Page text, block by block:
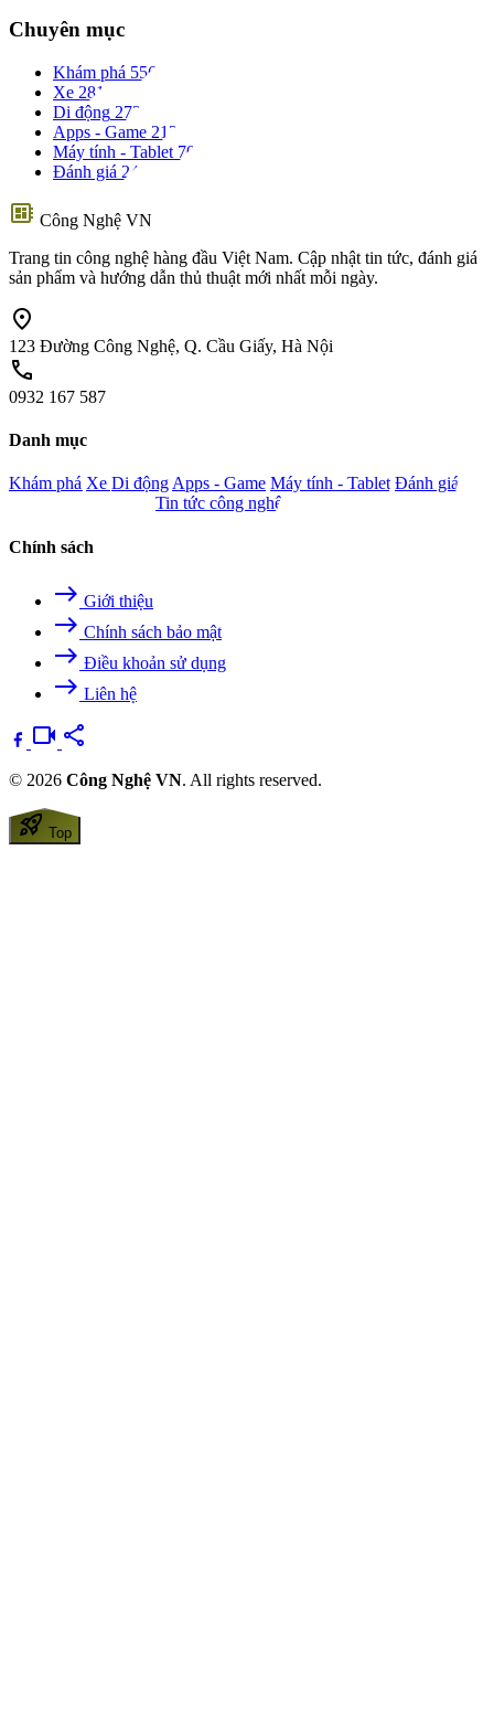
Chuyên mục
Khám phá 556
Xe 281
Di động 273
Apps - Game 212
Máy tính - Tablet 70
Đánh giá 24
developer_board Công Nghệ VN
Trang tin công nghệ hàng đầu Việt Nam. Cập nhật tin tức, đánh giá
sản phẩm và hướng dẫn thủ thuật mới nhất mỗi ngày.
location_on
123 Đường Công Nghệ, Q. Cầu Giấy, Hà Nội
call
0932 167 587
Danh mục
Khám phá Xe Di độngApps - Game Máy tính - Tablet Đánh giá
Tin tức công nghệ
Chính sách
east Giới thiệu
east Chính sách bảo mật
east Điều khoản sử dụng
east Liên hệ
videocam share
© 2026 Công Nghệ VN. All rights reserved.
rocket_launch Top